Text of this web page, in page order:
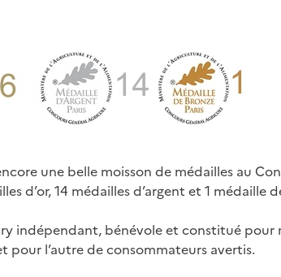
une belle moisson de médailles au
d’or, 14 médailles d’argent et 1 médaille
indépendant, bénévole et constitué pour
pour l’autre de consommateurs avertis.